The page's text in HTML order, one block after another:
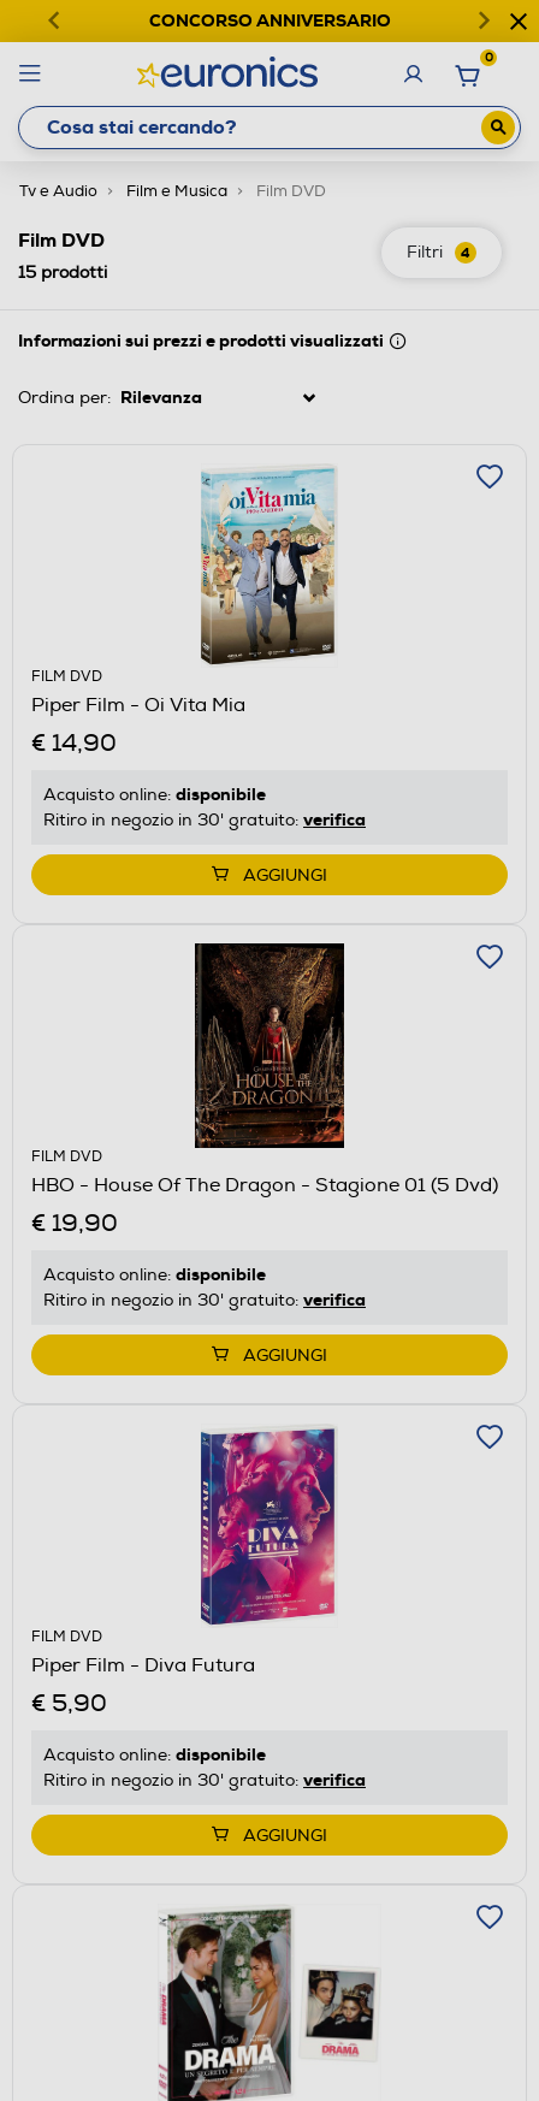
CONCORSO ANNIVERSARIO
0
Tv e Audio Film e Musica Film DVD
Filtri 4
Film DVD
15 prodotti
Informazioni sui prezzi e prodotti visualizzati
Ordina per:
FILM DVD
Piper Film - Oi Vita Mia
€ 14,90
Acquisto online: disponibile
Ritiro in negozio in 30' gratuito: verifica
AGGIUNGI
FILM DVD
HBO - House Of The Dragon - Stagione 01 (5 Dvd)
€ 19,90
Acquisto online: disponibile
Ritiro in negozio in 30' gratuito: verifica
AGGIUNGI
FILM DVD
Piper Film - Diva Futura
€ 5,90
Acquisto online: disponibile
Ritiro in negozio in 30' gratuito: verifica
AGGIUNGI